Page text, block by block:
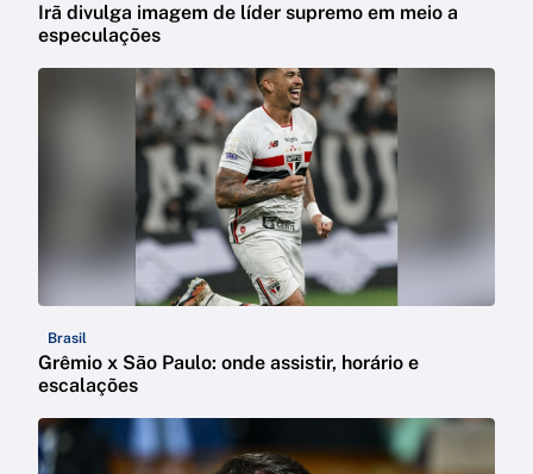
Irã divulga imagem de líder supremo em meio a
especulações
Brasil
Grêmio x São Paulo: onde assistir, horário e
escalações